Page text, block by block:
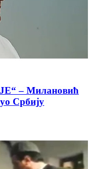
– Милановић
Србију